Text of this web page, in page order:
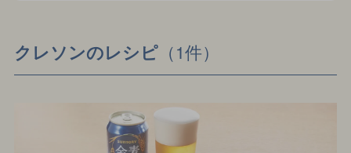
クレソンのレシピ（1件）